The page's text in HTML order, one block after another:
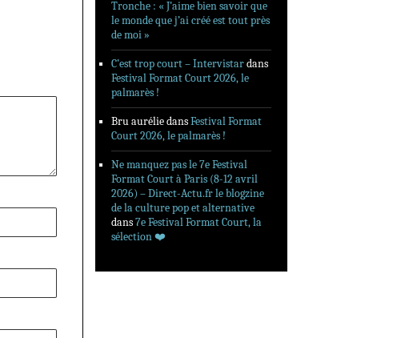
Tronche : « J’aime bien savoir que
le monde que j’ai créé est tout près
de moi »
C’est trop court – Intervistardans
Festival Format Court 2026, le
palmarès !
Bru auréliedansFestival Format
Court 2026, le palmarès !
Ne manquez pas le 7e Festival
Format Court à Paris (8-12 avril
2026) – Direct-Actu.fr le blogzine
de la culture pop et alternative
dans7e Festival Format Court, la
sélection ❤️‍